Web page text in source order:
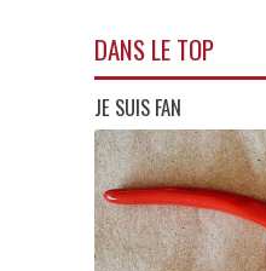
DANS LE TOP
JE SUIS FAN